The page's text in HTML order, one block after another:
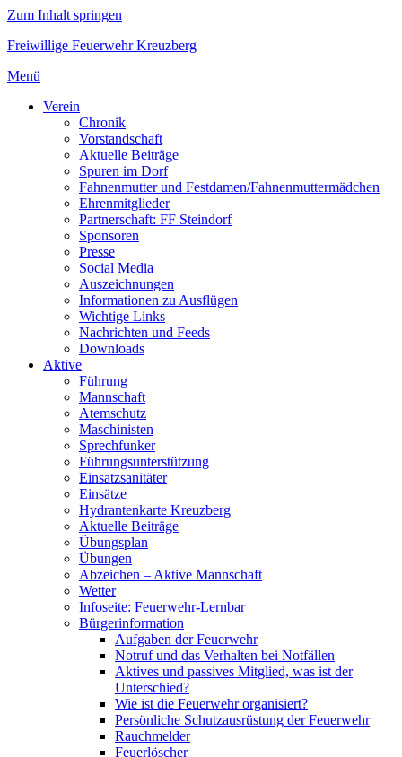
Zum Inhalt springen
Freiwillige Feuerwehr Kreuzberg
Menü
Verein
Chronik
Vorstandschaft
Aktuelle Beiträge
Spuren im Dorf
Fahnenmutter und Festdamen/Fahnenmuttermädchen
Ehrenmitglieder
Partnerschaft: FF Steindorf
Sponsoren
Presse
Social Media
Auszeichnungen
Informationen zu Ausflügen
Wichtige Links
Nachrichten und Feeds
Downloads
Aktive
Führung
Mannschaft
Atemschutz
Maschinisten
Sprechfunker
Führungsunterstützung
Einsatzsanitäter
Einsätze
Hydrantenkarte Kreuzberg
Aktuelle Beiträge
Übungsplan
Übungen
Abzeichen – Aktive Mannschaft
Wetter
Infoseite: Feuerwehr-Lernbar
Bürgerinformation
Aufgaben der Feuerwehr
Notruf und das Verhalten bei Notfällen
Aktives und passives Mitglied, was ist der
Unterschied?
Wie ist die Feuerwehr organisiert?
Persönliche Schutzausrüstung der Feuerwehr
Rauchmelder
Feuerlöscher